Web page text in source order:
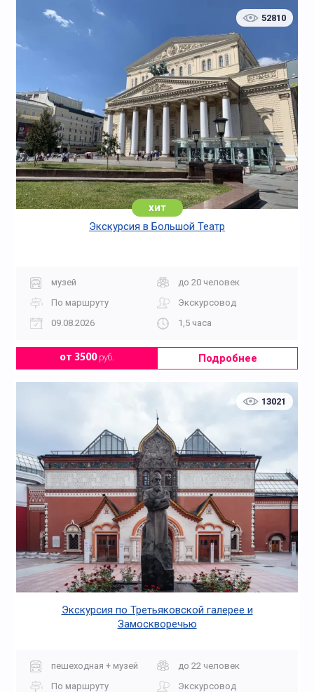
52810
хит
Экскурсия в Большой Театр
музей
до 20 человек
По маршруту
Экскурсовод
09.08.2026
1,5 часа
от 3500руб. Подробнее
13021
Экскурсия по Третьяковской галерее и
Замоскворечью
пешеходная + музей
до 22 человек
По маршруту
Экскурсовод